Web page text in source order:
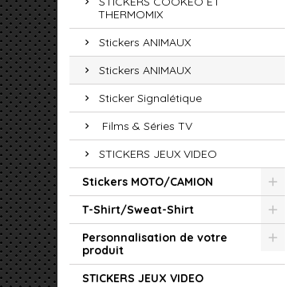
THERMOMIX
Stickers ANIMAUX
Stickers ANIMAUX
Sticker Signalétique
Films & Séries TV
STICKERS JEUX VIDEO
Stickers MOTO/CAMION
T-Shirt/Sweat-Shirt
Personnalisation de votre
produit
STICKERS JEUX VIDEO